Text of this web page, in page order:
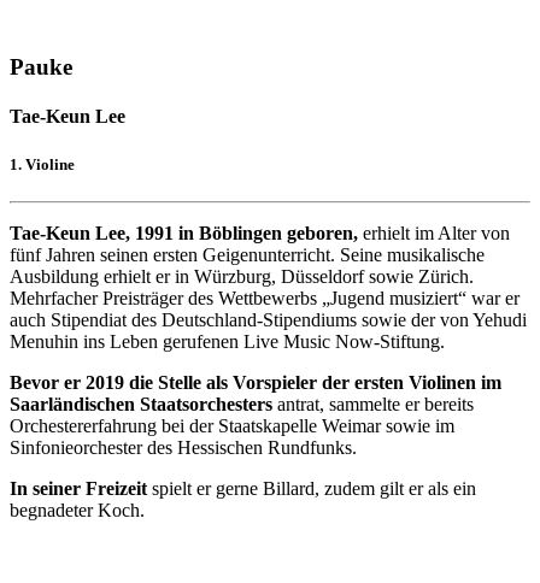
Pauke
Tae-Keun Lee
1. Violine
Tae-Keun Lee, 1991 in Böblingen geboren, erhielt im Alter von
fünf Jahren seinen ersten Geigenunterricht. Seine musikalische
Ausbildung erhielt er in Würzburg, Düsseldorf sowie Zürich.
Mehrfacher Preisträger des Wettbewerbs „Jugend musiziert“ war er
auch Stipendiat des Deutschland-Stipendiums sowie der von Yehudi
Menuhin ins Leben gerufenen Live Music Now-Stiftung.
Bevor er 2019 die Stelle als Vorspieler der ersten Violinen im
Saarländischen Staatsorchesters antrat, sammelte er bereits
Orchestererfahrung bei der Staatskapelle Weimar sowie im
Sinfonieorchester des Hessischen Rundfunks.
In seiner Freizeit spielt er gerne Billard, zudem gilt er als ein
begnadeter Koch.